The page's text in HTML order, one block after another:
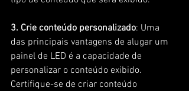
3. Crie conteúdo personalizado: Uma
das principais vantagens de alugar um
painel de LED é a capacidade de
personalizar o conteúdo exibido.
Certifique-se de criar conteúdo